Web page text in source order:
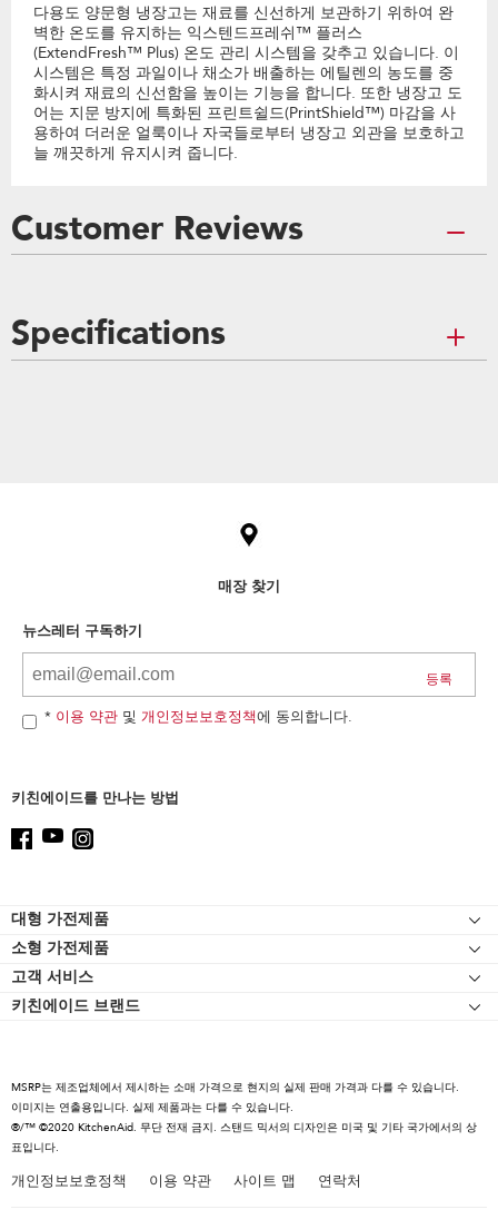
다용도 양문형 냉장고는 재료를 신선하게 보관하기 위하여 완
벽한 온도를 유지하는 익스텐드프레쉬™ 플러스
(ExtendFresh™ Plus) 온도 관리 시스템을 갖추고 있습니다. 이
시스템은 특정 과일이나 채소가 배출하는 에틸렌의 농도를 중
화시켜 재료의 신선함을 높이는 기능을 합니다. 또한 냉장고 도
어는 지문 방지에 특화된 프린트쉴드(PrintShield™) 마감을 사
용하여 더러운 얼룩이나 자국들로부터 냉장고 외관을 보호하고
늘 깨끗하게 유지시켜 줍니다.
Customer Reviews
Specifications
the
this
매장 찾기
뉴스레터 구독하기
* 이용 약관 및 개인정보보호정책에 동의합니다.
키친에이드를 만나는 방법
Footer
대형 가전제품
인덕션
오븐
냉장고
후드와 환기구
셰프 터치
스페셜 제품
소형 가전제품
스탠드 믹서
스탠드 믹서 어태치먼트
푸드 프로세서
커피 컬렉션
전기 주전자
고객 서비스
고객 자료실
키친에이드 브랜드
리콜규정
MSRP는 제조업체에서 제시하는 소매 가격으로 현지의 실제 판매 가격과 다를 수 있습니다.
이미지는 연출용입니다. 실제 제품과는 다를 수 있습니다.
®/™ ©2020 KitchenAid. 무단 전재 금지. 스탠드 믹서의 디자인은 미국 및 기타 국가에서의 상
표입니다.
개인정보보호정책 이용 약관 사이트 맵 연락처